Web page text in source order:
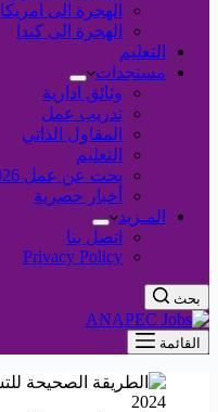
الهجرة الى امريكا
الهجرة الى كندا
التعليم
مستجدات
وثائق ادارية
تدريب عمل
المقاول الذاتي
التعليم
بحث عن عمل 2026 anapec
أخبار حصرية
المـزيد
اتصل بنا
Privacy Policy
بحث
القائمة